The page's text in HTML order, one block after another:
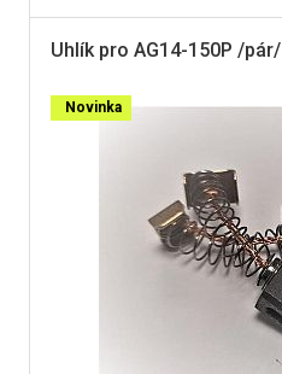
Uhlík pro AG14-150P /pár/
Novinka